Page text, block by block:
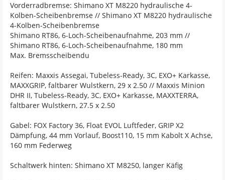
Vorderradbremse: Shimano XT M8220 hydraulische 4-
Kolben-Scheibenbremse // Shimano XT M8220 hydraulische
4-Kolben-Scheibenbremse
Shimano RT86, 6-Loch-Scheibenaufnahme, 203 mm //
Shimano RT86, 6-Loch-Scheibenaufnahme, 180 mm
Max. Bremsscheibendu
Reifen: Maxxis Assegai, Tubeless-Ready, 3C, EXO+ Karkasse,
MAXXGRIP, faltbarer Wulstkern, 29 x 2.50 // Maxxis Minion
DHR II, Tubeless-Ready, 3C, EXO+ Karkasse, MAXXTERRA,
faltbarer Wulstkern, 27.5 x 2.50
Gabel: FOX Factory 36, Float EVOL Luftfeder, GRIP X2
Dämpfung, 44 mm Vorlauf, Boost110, 15 mm Kabolt X Achse,
160 mm Federweg
Schaltwerk hinten: Shimano XT M8250, langer Käfig